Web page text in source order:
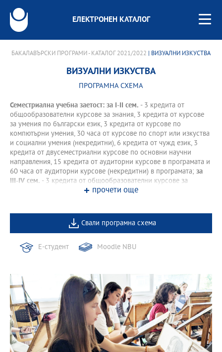
ЕЛЕКТРОНЕН КАТАЛОГ
БАКАЛАВЪРСКИ ПРОГРАМИ - КАТАЛОГ 2021/2022 | ВИЗУАЛНИ ИЗКУСТВА
ВИЗУАЛНИ ИЗКУСТВА
ПРОГРАМНА СХЕМА
Семестриална учебна заетост: за І-II сем. - 3 кредита от
общообразователни курсове за знания, 3 кредита от курсове
за умения по български език, 3 кредита от курсове по
компютърни умения, 30 часа от курсове по спорт или изкуства
и социални умения (некредитни), 6 кредита от чужд език, 3
кредита от двусеместриални курсове по основни научни
направления, 15 кредита от аудиторни курсове в програмата и
60 часа от аудиторни курсове (некредитни) в програмата; за
III-IV сем. - 3 кредита от общообразователни курсове за
знания, 6 кредита от чужд език, 6 кредита от двусеместриални
курсове (некредитни) в програмата.
прочети още
Свали програмна схема
Е-студент Moodle NBU